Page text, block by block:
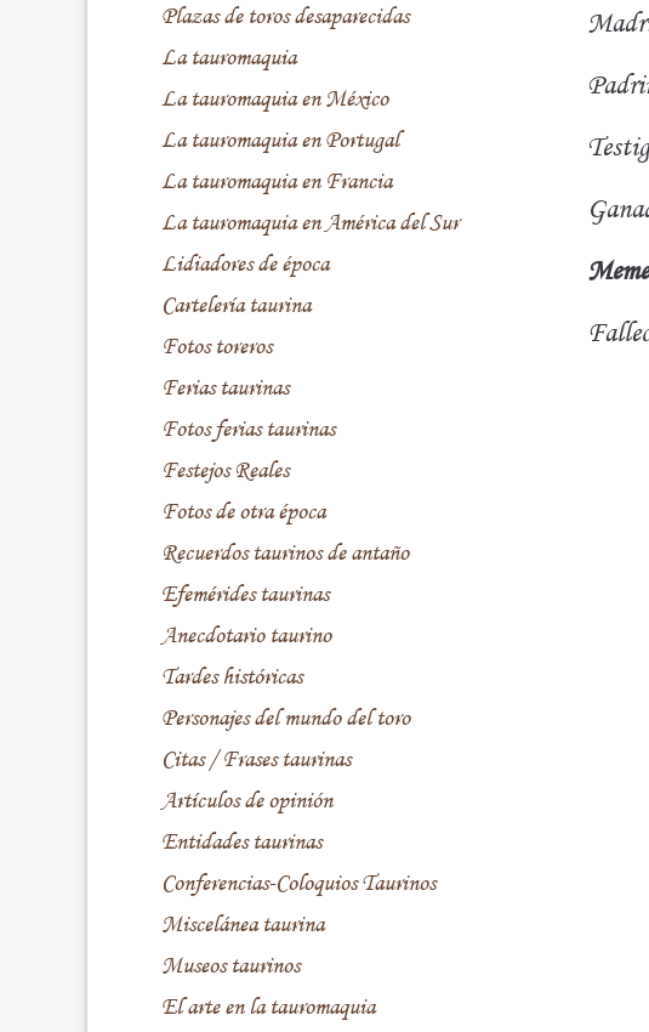
Plazas de toros desaparecidas
La tauromaquia
La tauromaquia en México
La tauromaquia en Portugal
La tauromaquia en Francia
La tauromaquia en América del Sur
Lidiadores de época
Cartelería taurina
Fotos toreros
Ferias taurinas
Fotos ferias taurinas
Festejos Reales
Fotos de otra época
Recuerdos taurinos de antaño
Efemérides taurinas
Anecdotario taurino
Tardes históricas
Personajes del mundo del toro
Citas / Frases taurinas
Artículos de opinión
Entidades taurinas
Conferencias-Coloquios Taurinos
Miscelánea taurina
Museos taurinos
El arte en la tauromaquia